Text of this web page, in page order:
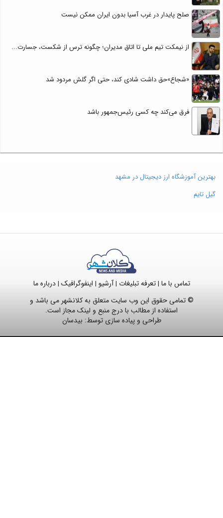
صلح پایدار در غرب آسیا بدون ایران ممکن نیست
از نیمکت تیم ملی تا اتاق مدیران؛ چگونه ترس از شکست، جسارت...
«شجاع»حق داشت شادی کند، حتی اگر گلش مردود شد
فرق می‌کند چه کسی رئیس‌جمهور باشد
بهترین آموزشگاه ارز دیجیتال در مشهد
گیل تایم
تماس با ما |تعرفه تبلیغات |آرشیو | اینفوگرافیک |درباره ما
© تمامی حقوق این وب سایت متعلق به کلانشهر می باشد و
استفاده از مطالب با درج منبع و لینک مجاز است.
طراحی و پیاده سازی توسط: بیدسان